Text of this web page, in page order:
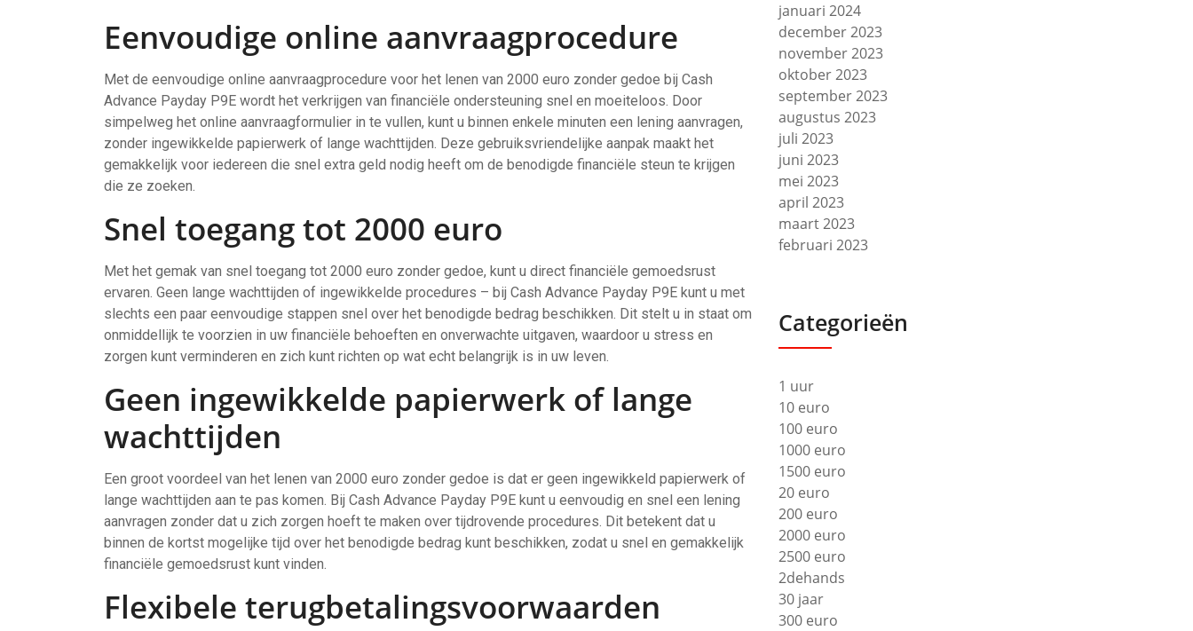
Eenvoudige online aanvraagprocedure
Met de eenvoudige online aanvraagprocedure voor het lenen van 2000 euro zonder gedoe bij Cash
Advance Payday P9E wordt het verkrijgen van financiële ondersteuning snel en moeiteloos. Door
simpelweg het online aanvraagformulier in te vullen, kunt u binnen enkele minuten een lening aanvragen,
zonder ingewikkelde papierwerk of lange wachttijden. Deze gebruiksvriendelijke aanpak maakt het
gemakkelijk voor iedereen die snel extra geld nodig heeft om de benodigde financiële steun te krijgen
die ze zoeken.
Snel toegang tot 2000 euro
Met het gemak van snel toegang tot 2000 euro zonder gedoe, kunt u direct financiële gemoedsrust
ervaren. Geen lange wachttijden of ingewikkelde procedures – bij Cash Advance Payday P9E kunt u met
slechts een paar eenvoudige stappen snel over het benodigde bedrag beschikken. Dit stelt u in staat om
onmiddellijk te voorzien in uw financiële behoeften en onverwachte uitgaven, waardoor u stress en
zorgen kunt verminderen en zich kunt richten op wat echt belangrijk is in uw leven.
Geen ingewikkelde papierwerk of lange
wachttijden
Een groot voordeel van het lenen van 2000 euro zonder gedoe is dat er geen ingewikkeld papierwerk of
lange wachttijden aan te pas komen. Bij Cash Advance Payday P9E kunt u eenvoudig en snel een lening
aanvragen zonder dat u zich zorgen hoeft te maken over tijdrovende procedures. Dit betekent dat u
binnen de kortst mogelijke tijd over het benodigde bedrag kunt beschikken, zodat u snel en gemakkelijk
financiële gemoedsrust kunt vinden.
Flexibele terugbetalingsvoorwaarden
januari 2024
december 2023
november 2023
oktober 2023
september 2023
augustus 2023
juli 2023
juni 2023
mei 2023
april 2023
maart 2023
februari 2023
Categorieën
1 uur
10 euro
100 euro
1000 euro
1500 euro
20 euro
200 euro
2000 euro
2500 euro
2dehands
30 jaar
300 euro